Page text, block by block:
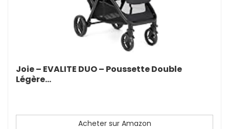
Joie – EVALITE DUO – Poussette Double
Légère...
Acheter sur Amazon